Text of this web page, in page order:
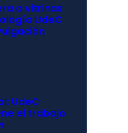
a vitrinas
UdeC
UdeC
el trabajo